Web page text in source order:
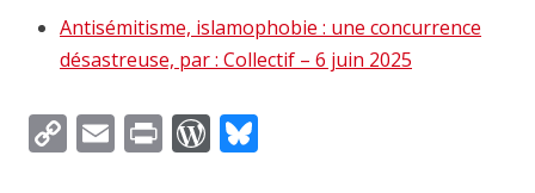
Antisémitisme, islamophobie : une concurrence
désastreuse, par : Collectif – 6 juin 2025
CopyEmailPrintWordPress